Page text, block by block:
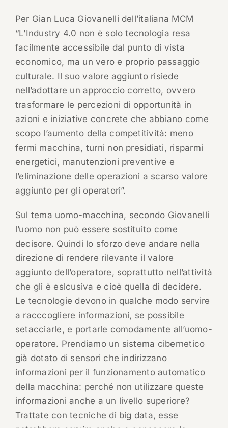
Per Gian Luca Giovanelli dell’italiana MCM
“L’Industry 4.0 non è solo tecnologia resa
facilmente accessibile dal punto di vista
economico, ma un vero e proprio passaggio
culturale. Il suo valore aggiunto risiede
nell’adottare un approccio corretto, ovvero
trasformare le percezioni di opportunità in
azioni e iniziative concrete che abbiano come
scopo l’aumento della competitività: meno
fermi macchina, turni non presidiati, risparmi
energetici, manutenzioni preventive e
l’eliminazione delle operazioni a scarso valore
aggiunto per gli operatori”.
Sul tema uomo-macchina, secondo Giovanelli
l’uomo non può essere sostituito come
decisore. Quindi lo sforzo deve andare nella
direzione di rendere rilevante il valore
aggiunto dell’operatore, soprattutto nell’attività
che gli è eslcusiva e cioè quella di decidere.
Le tecnologie devono in qualche modo servire
a racccogliere informazioni, se possibile
setacciarle, e portarle comodamente all’uomo-
operatore. Prendiamo un sistema cibernetico
già dotato di sensori che indirizzano
informazioni per il funzionamento automatico
della macchina: perché non utilizzare queste
informazioni anche a un livello superiore?
Trattate con tecniche di big data, esse